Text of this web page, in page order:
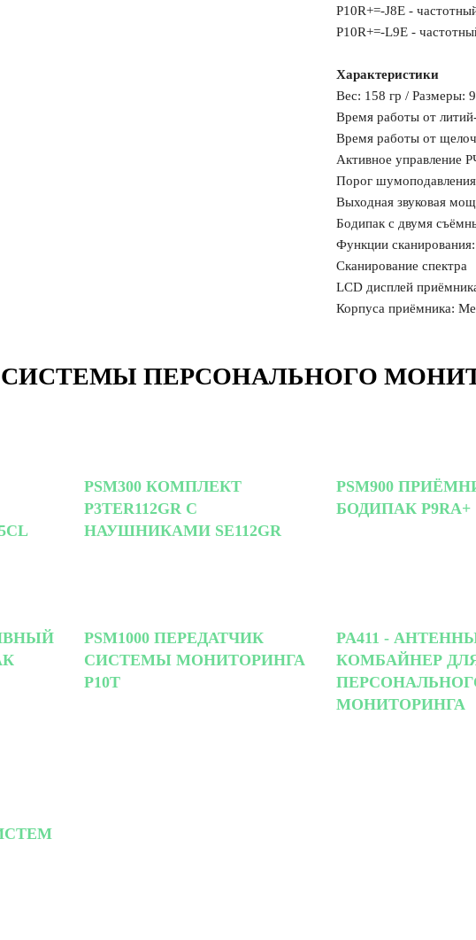
P10R+=-J8E -
P10R+=-L9E -
Характеристики
Вес: 158 гр / Размеры:
Время работы от
Время работы от
Активное управление
Порог
Выходная звуковая
Бодипак с двумя
Функции
Сканирование спектра
LCD дисплей
Корпуса приёмника:
СИСТЕМЫ ПЕРСОНАЛЬНОГО
PSM300 КОМПЛЕКТ
P3TER112GR С
НАУШНИКАМИ SE112GR
PSM900
БОДИПАК P9RA+
PSM1000 ПЕРЕДАТЧИК
СИСТЕМЫ МОНИТОРИНГА
P10T
PA411 -
КОМБАЙНЕР
МОНИТОРИНГА